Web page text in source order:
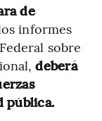
de
informes
sobre
deberá
pública.